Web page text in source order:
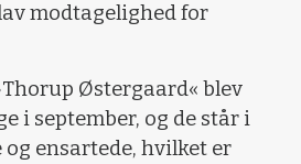
modtagelighed for
Østergaard« blev
i september, og de står i
ensartede, hvilket er